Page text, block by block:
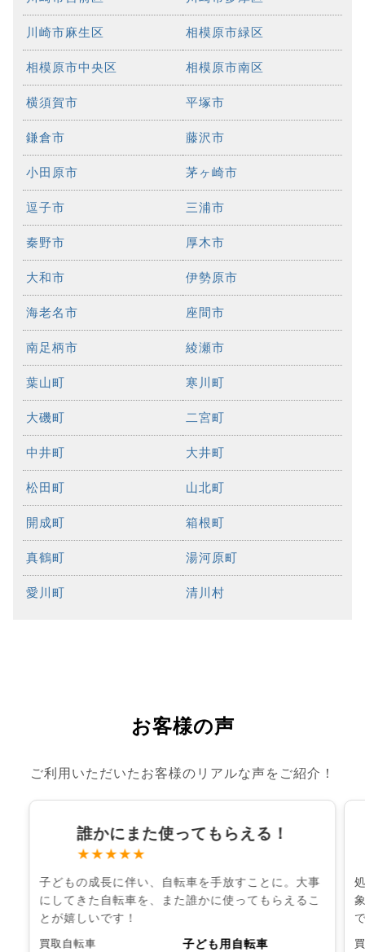
川崎市麻生区 相模原市緑区
相模原市中央区 相模原市南区
横須賀市 平塚市
鎌倉市 藤沢市
小田原市 茅ヶ崎市
逗子市 三浦市
秦野市 厚木市
大和市 伊勢原市
海老名市 座間市
南足柄市 綾瀬市
葉山町 寒川町
大磯町 二宮町
中井町 大井町
松田町 山北町
開成町 箱根町
真鶴町 湯河原町
愛川町 清川村
お客様の声
ご利用いただいたお客様のリアルな声をご紹介！
誰かにまた使ってもらえる！
★★★★★
子どもの成長に伴い、自転車を手放すことに。大事
にしてきた自転車を、また誰かに使ってもらえるこ
とが嬉しいです！
買取自転車 子ども用自転車